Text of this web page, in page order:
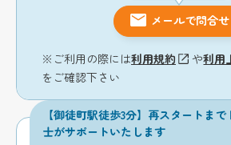
メールで問合せ
※ご利用の際には利用規約 や利用
をご確認下さい
【御徒町駅徒歩3分】再スタートま
士がサポートいたします